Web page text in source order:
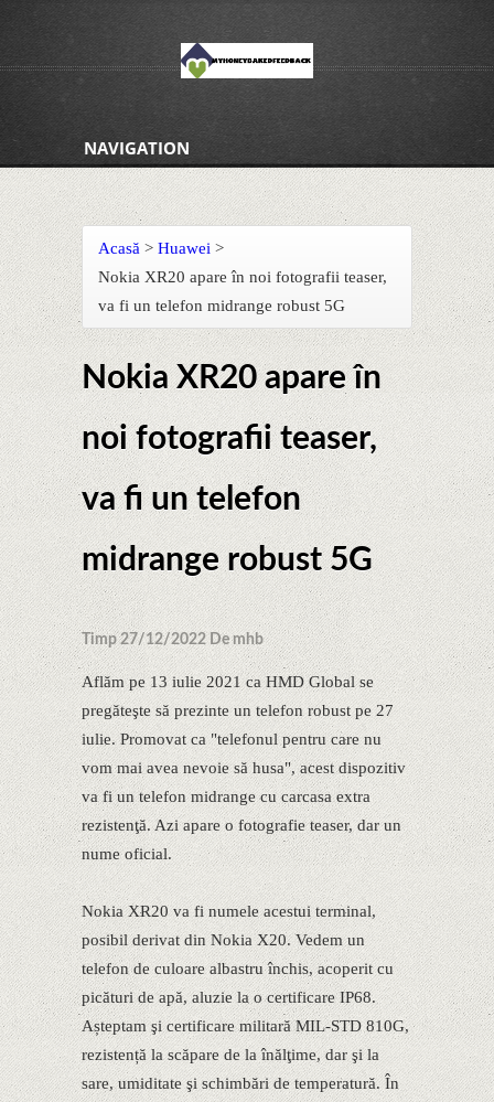
NAVIGATION
Acasă > Huawei >
Nokia XR20 apare în noi fotografii teaser,
va fi un telefon midrange robust 5G
Nokia XR20 apare în
noi fotografii teaser,
va fi un telefon
midrange robust 5G
Timp 27/12/2022 De mhb
Aflăm pe 13 iulie 2021 ca HMD Global se
pregăteşte să prezinte un telefon robust pe 27
iulie. Promovat ca "telefonul pentru care nu
vom mai avea nevoie să husa", acest dispozitiv
va fi un telefon midrange cu carcasa extra
rezistenţă. Azi apare o fotografie teaser, dar un
nume oficial.
Nokia XR20 va fi numele acestui terminal,
posibil derivat din Nokia X20. Vedem un
telefon de culoare albastru închis, acoperit cu
picături de apă, aluzie la o certificare IP68.
Așteptam şi certificare militară MIL-STD 810G,
rezistență la scăpare de la înălţime, dar şi la
sare, umiditate şi schimbări de temperatură. În